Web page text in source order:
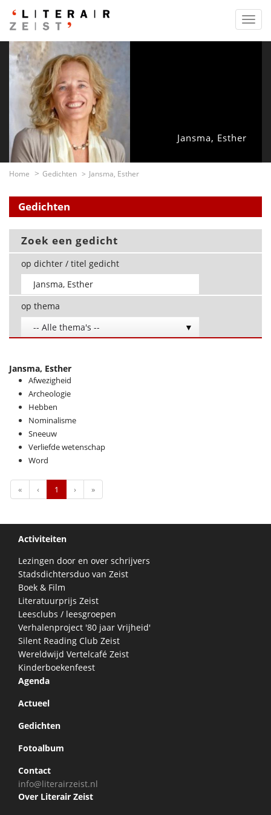
Jansma, Esther
Home Gedichten Jansma, Esther
Gedichten
Zoek een gedicht
op dichter / titel gedicht
op thema
-- Alle thema's --
Jansma, Esther
Afwezigheid
Archeologie
Hebben
Nominalisme
Sneeuw
Verliefde wetenschap
Word
«First ‹Previous
1 ›Next»Last
Activiteiten
Lezingen door en over schrijvers
Stadsdichtersduo van Zeist
Boek & Film
Literatuurprijs Zeist
Leesclubs / leesgroepen
Verhalenproject '80 jaar Vrijheid'
Silent Reading Club Zeist
Wereldwijd Vertelcafé Zeist
Kinderboekenfeest
Agenda
Actueel
Gedichten
Fotoalbum
Contact
info@literairzeist.nl
Over Literair Zeist